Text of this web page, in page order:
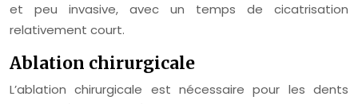
et peu invasive, avec un temps de cicatrisation
relativement court.
Ablation chirurgicale
L’ablation chirurgicale est nécessaire pour les dents